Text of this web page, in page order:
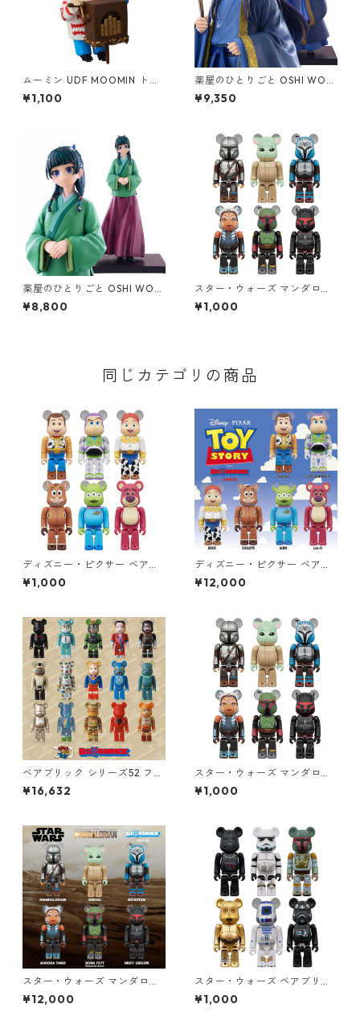
ムーミン UDF MOOMIN トゥ
ーティッキー フィギュア
¥1,100
薬屋のひとりごと OSHI WOR
KS 壬氏 フィギュア ジンシ 推
しワークス
¥9,350
薬屋のひとりごと OSHI WOR
KS 猫猫 フィギュア マオマオ
推しワークス
¥8,800
スター・ウォーズ マンダロリ
アン ベアブリック BE@RBRIC
K CHASE THE MANDALORIA
¥1,000
同じカテゴリの商品
ディズニー・ピクサー ベアブ
リック BE@RBRICK CHASE T
OY STORY フィギュア 単品
¥1,000
ディズニー・ピクサー ベアブ
リック BE@RBRICK CHASE T
OY STORY フィギュア 12個入
¥12,000
ベアブリック シリーズ52 フィ
ギュア 24個入り カートン BE
@RBRICK
¥16,632
スター・ウォーズ マンダロリ
アン ベアブリック BE@RBRIC
K CHASE THE MANDALORIA
¥1,000
スター・ウォーズ マンダロリ
アン ベアブリック BE@RBRIC
K CHASE THE MANDALORIA
¥12,000
スター・ウォーズ ベアブリッ
ク BE@RBRICK CHASE STAR
WARS CELEBRATION フィギ
¥1,000